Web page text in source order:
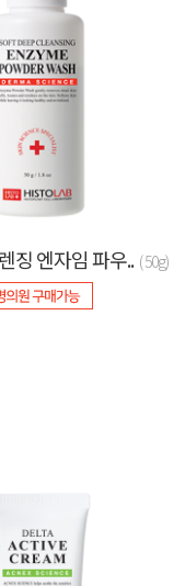
징 엔자임 파우.. ( 50g)